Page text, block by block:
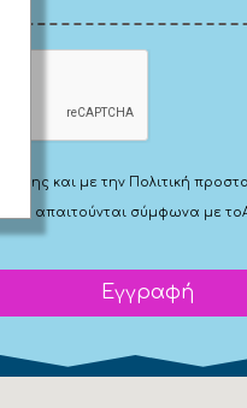
και με την Πολιτική
που απαιτούνται σύμφωνα με το
Εγγραφή